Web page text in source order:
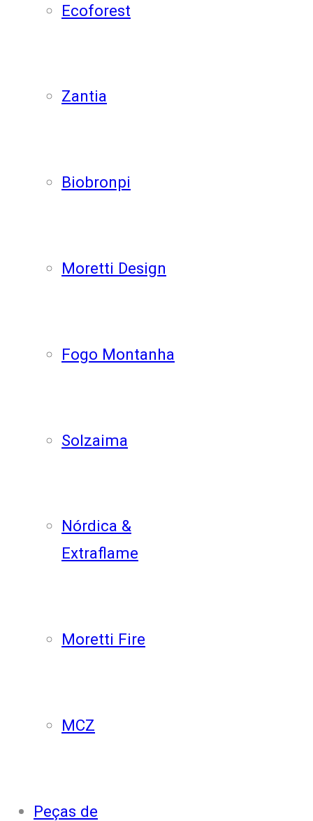
Ecoforest
Zantia
Biobronpi
Moretti Design
Fogo Montanha
Solzaima
Nórdica &
Extraflame
Moretti Fire
MCZ
Peças de